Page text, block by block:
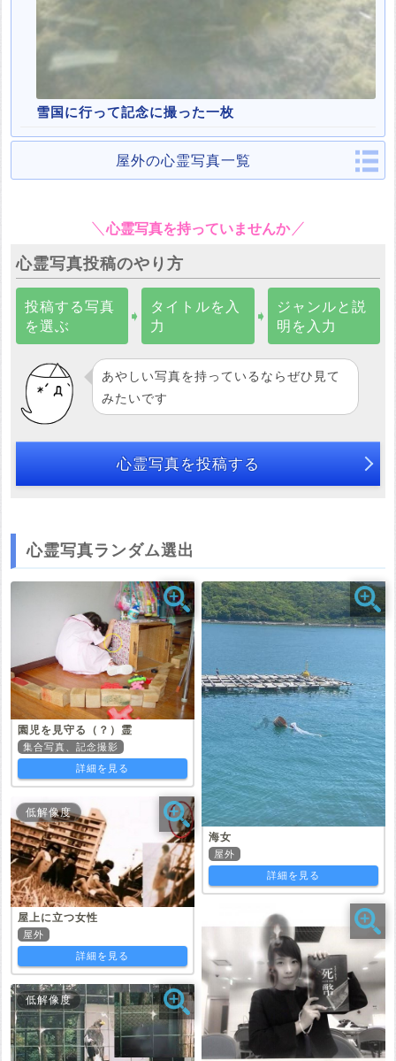
雪国に行って記念に撮った一枚
屋外の心霊写真一覧
心霊写真を持っていませんか
心霊写真投稿のやり方
投稿する写真
を選ぶ
➧
タイトルを入
力
➧
ジャンルと説
明を入力
あやしい写真を持っているならぜひ見て
みたいです
心霊写真を投稿する
心霊写真ランダム選出
園児を見守る（？）霊
集合写真、記念撮影
詳細を見る
低解像度
屋上に立つ女性
屋外
詳細を見る
低解像度
海女
屋外
詳細を見る